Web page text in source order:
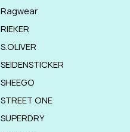
Ragwear
RIEKER
S.OLIVER
SEIDENSTICKER
SHEEGO
STREET ONE
SUPERDRY